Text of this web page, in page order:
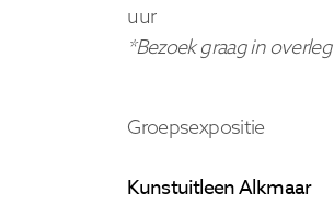
uur
*Bezoek graag in overleg
Groepsexpositie
Kunstuitleen Alkmaar